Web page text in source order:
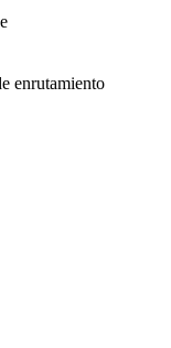
enrutamiento